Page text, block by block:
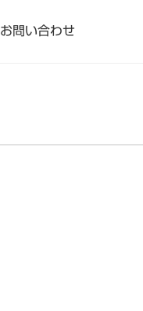
お問い合わせ